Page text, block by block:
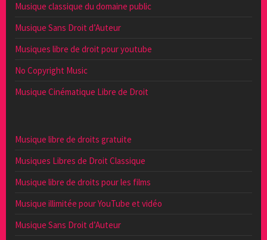
Musique classique du domaine public
Musique Sans Droit d’Auteur
Musiques libre de droit pour youtube
No Copyright Music
Musique Cinématique Libre de Droit
Musique libre de droits gratuite
Musiques Libres de Droit Classique
Musique libre de droits pour les films
Musique illimitée pour YouTube et vidéo
Musique Sans Droit d’Auteur